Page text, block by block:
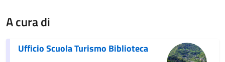
A cura di
Ufficio Scuola Turismo Biblioteca